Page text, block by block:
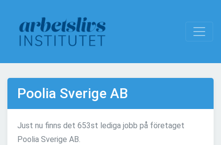
Poolia Sverige AB
Just nu finns det 653st lediga jobb på företaget
Poolia Sverige AB.